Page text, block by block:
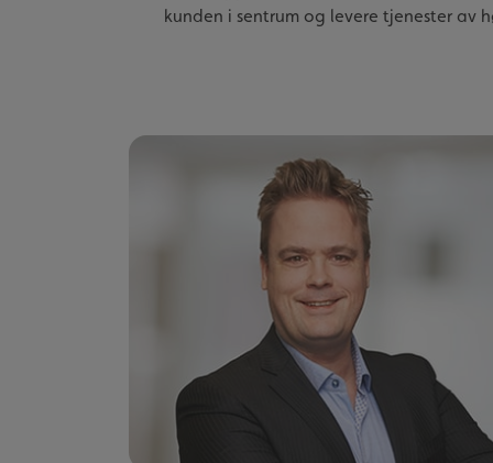
kunden i sentrum og levere tjenester av